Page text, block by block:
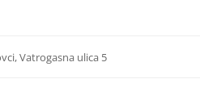
Vatrogasna ulica 5